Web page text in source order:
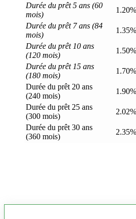
Durée du prêt 5 ans (60
mois)
1.20%
Durée du prêt 7 ans (84
mois)
1.35%
Durée du prêt 10 ans
(120 mois)
1.50%
Durée du prêt 15 ans
(180 mois)
1.70%
Durée du prêt 20 ans
(240 mois)
1.90%
Durée du prêt 25 ans
(300 mois)
2.02%
Durée du prêt 30 ans
(360 mois)
2.35%